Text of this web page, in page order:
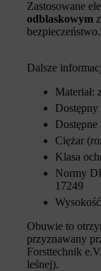
Zastosowane
odblaskowym
bezpieczeństwo.
Dalsze
Materiał:
Ciężar
Klasa
Normy
17249
Obuwie to
przyznawany
Forsttechnik
leśnej).